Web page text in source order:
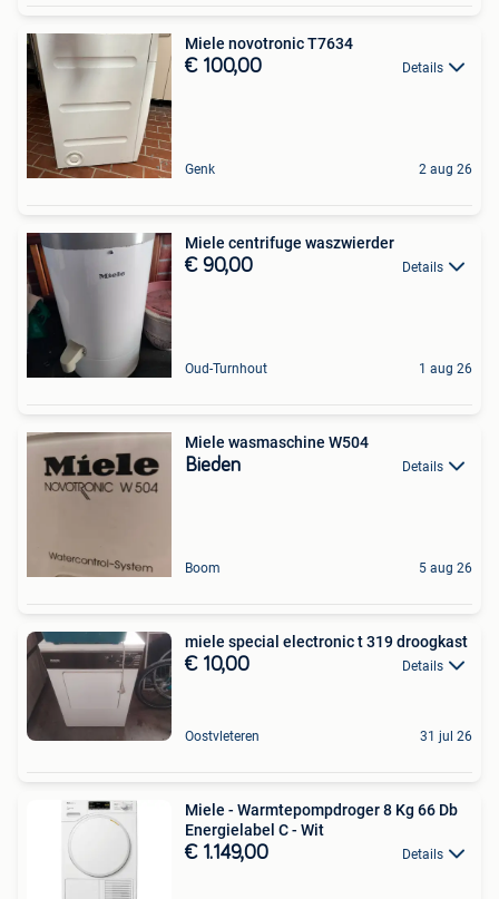
Miele novotronic T7634
€ 100,00 Details
Genk 2 aug 26
Miele centrifuge waszwierder
€ 90,00 Details
Oud-Turnhout 1 aug 26
Miele wasmaschine W504
Bieden Details
Boom 5 aug 26
miele special electronic t 319 droogkast
€ 10,00 Details
Oostvleteren 31 jul 26
Miele - Warmtepompdroger 8 Kg 66 Db
Energielabel C - Wit
€ 1.149,00 Details